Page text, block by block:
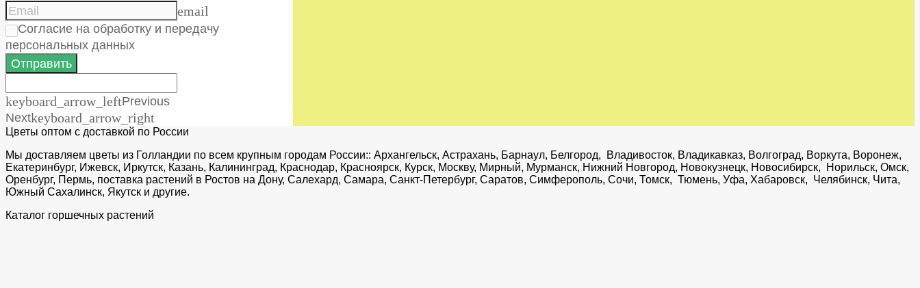
email
Согласие на обработку и передачу
персональных данных
Отправить
keyboard_arrow_leftPrevious
Nextkeyboard_arrow_right
Цветы оптом с доставкой по России
Мы доставляем цветы из Голландии по всем крупным городам России:: Архангельск, Астрахань, Барнаул, Белгород, Владивосток, Владикавказ, Волгоград, Воркута, Воронеж,
Екатеринбург, Ижевск, Иркутск, Казань, Калининград, Краснодар, Красноярск, Курск, Москву, Мирный, Мурманск, Нижний Новгород, Новокузнецк, Новосибирск, Норильск, Омск,
Оренбург, Пермь, поставка растений в Ростов на Дону, Салехард, Самара, Санкт-Петербург, Саратов, Симферополь, Сочи, Томск, Тюмень, Уфа, Хабаровск, Челябинск, Чита,
Южный Сахалинск, Якутск и другие.
Каталог горшечных растений